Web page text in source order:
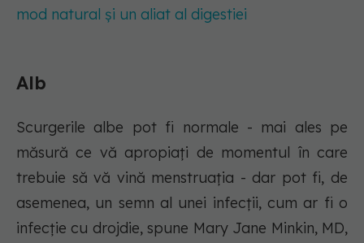
mod natural și un aliat al digestiei
Alb
Scurgerile albe pot fi normale - mai ales pe
măsură ce vă apropiați de momentul în care
trebuie să vă vină menstruația - dar pot fi, de
asemenea, un semn al unei infecții, cum ar fi o
infecție cu drojdie, spune Mary Jane Minkin, MD,